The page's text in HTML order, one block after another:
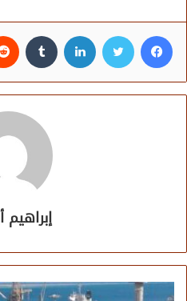
فيسبوك تويتر لينكدإن
إبراهيم